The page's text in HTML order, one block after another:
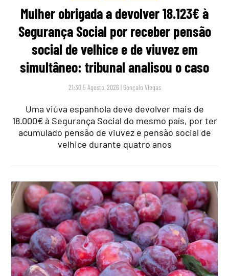
Mulher obrigada a devolver 18.123€ à
Segurança Social por receber pensão
social de velhice e de viuvez em
simultâneo: tribunal analisou o caso
21:30 5 Agosto, 2026 | Gonçalo Viegas
Uma viúva espanhola deve devolver mais de
18.000€ à Segurança Social do mesmo país, por ter
acumulado pensão de viuvez e pensão social de
velhice durante quatro anos